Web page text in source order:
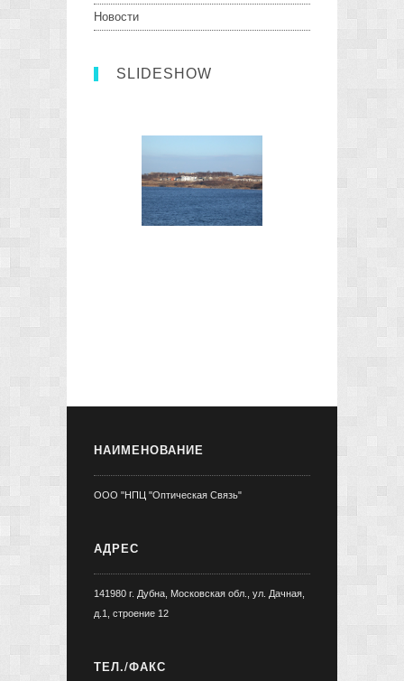
Новости
SLIDESHOW
НАИМЕНОВАНИЕ
ООО "НПЦ "Оптическая Связь"
АДРЕС
141980 г. Дубна, Московская обл., ул. Дачная,
д.1, строение 12
ТЕЛ./ФАКС